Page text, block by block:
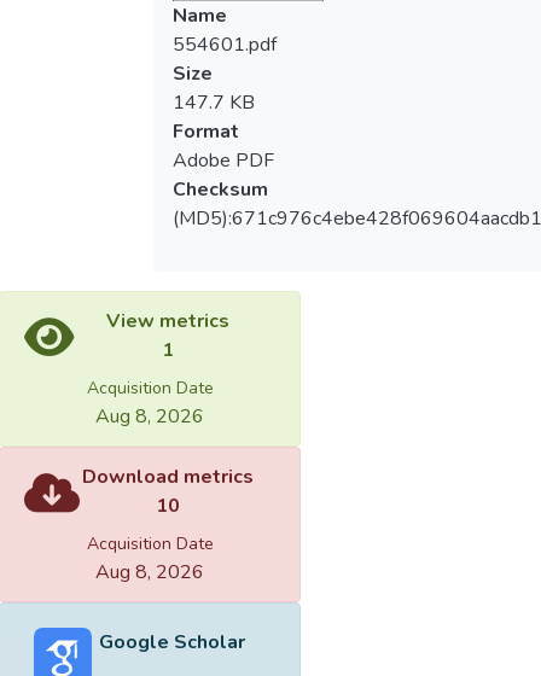
Name
554601.pdf
Size
147.7 KB
Format
Adobe PDF
Checksum
View metrics
1
Acquisition Date
Aug 8, 2026
Download metrics
10
Acquisition Date
Aug 8, 2026
Google Scholar